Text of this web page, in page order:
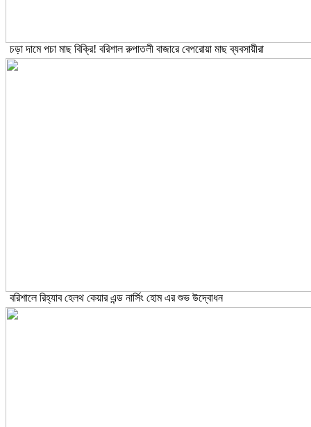
চড়া দামে পচা মাছ বিক্রি! বরিশাল রুপাতলী বাজারে বেপরোয়া মাছ ব্যবসায়ীরা
বরিশালে রিহ্যাব হেলথ কেয়ার এন্ড নার্সিং হোম এর শুভ উদ্বোধন